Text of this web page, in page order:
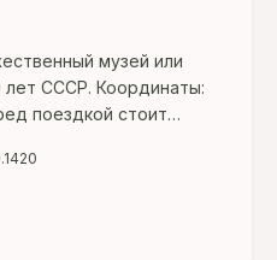
музей или
лет СССР. Координаты:
поездкой стоит
ресурсах.